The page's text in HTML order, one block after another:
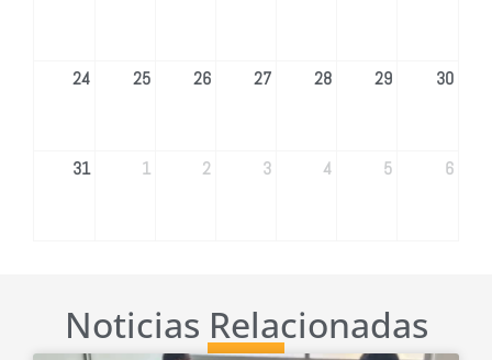
24 25 26 27 28 29 30
31 1 2 3 4 5 6
Noticias Relacionadas